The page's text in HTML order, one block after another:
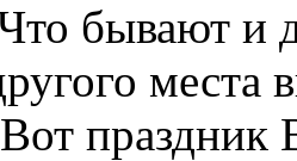
бывают и
места
Вот